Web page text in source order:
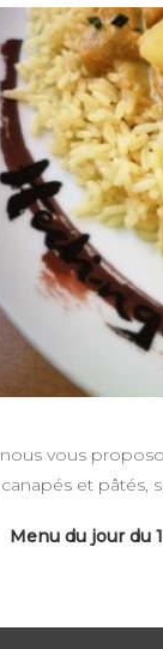
vous
et
Menu du jour du